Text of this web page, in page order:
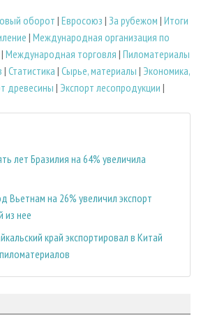
оборот| Евросоюз | За рубежом | Итоги
| Международная организация по
| Международная торговля | Пиломатериалы
| Статистика | Сырье, материалы | Экономика,
древесины | Экспорт лесопродукции |
лет Бразилия на 64% увеличила
Вьетнам на 26% увеличил экспорт
из нее
край экспортировал в Китай